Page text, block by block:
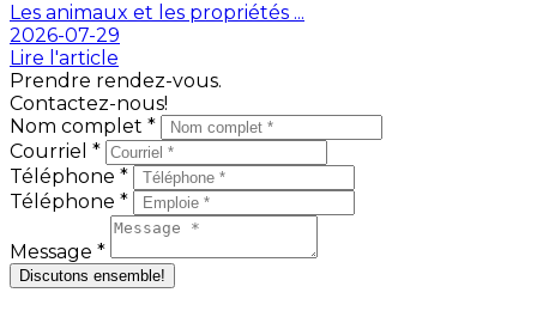
Les animaux et les propriétés ...
2026-07-29
Lire l'article
Prendre rendez-vous.
Contactez-nous!
Nom complet *
Courriel *
Téléphone *
Téléphone *
Message *
Discutons ensemble!